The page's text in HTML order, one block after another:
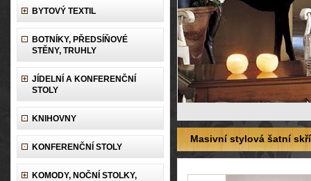
BYTOVÝ TEXTIL
BOTNÍKY, PŘEDSÍŇOVÉ
STĚNY, TRUHLY
JÍDELNÍ A KONFERENČNÍ
STOLY
KNIHOVNY
KONFERENČNÍ STOLY
KOMODY, NOČNÍ STOLKY,
Masivní stylová šatní